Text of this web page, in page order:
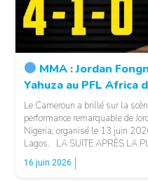
MMA : Jordan
Yahuza au PFL Africa
Le Cameroun a brillé sur la
performance remarquable de
Nigeria, organisé le 13 juin
Lagos. LA SUITE APRÈS LA
l’un des combats marquants
16 juin 2026